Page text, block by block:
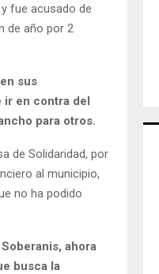
fue acusado de
de año por 2
sus
ir en contra del
para otros.
de Solidaridad, por
al municipio,
no ha podido
ahora
busca la